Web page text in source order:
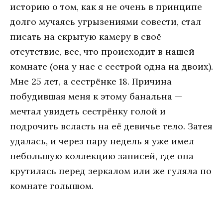
историю о том, как я не очень в принципе
долго мучаясь угрызениями совести, стал
писать на скрытую камеру в своё
отсутствие, все, что происходит в нашей
комнате (она у нас с сестрой одна на двоих).
Мне 25 лет, а сестрёнке 18. Причина
побудившая меня к этому банальна —
мечтал увидеть сестрёнку голой и
подрочить всласть на её девичье тело. Затея
удалась, и через пару недель я уже имел
небольшую коллекцию записей, где она
крутилась перед зеркалом или же гуляла по
комнате голышом.